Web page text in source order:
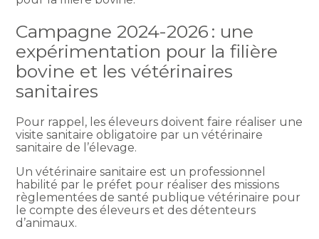
Campagne 2024-2026 : une
expérimentation pour la filière
bovine et les vétérinaires
sanitaires
Pour rappel, les éleveurs doivent faire réaliser une
visite sanitaire obligatoire par un vétérinaire
sanitaire de l’élevage.
Un vétérinaire sanitaire est un professionnel
habilité par le préfet pour réaliser des missions
règlementées de santé publique vétérinaire pour
le compte des éleveurs et des détenteurs
d’animaux.